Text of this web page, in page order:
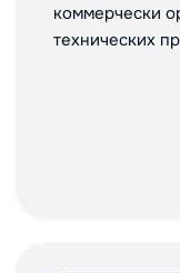
коммерчески
технических